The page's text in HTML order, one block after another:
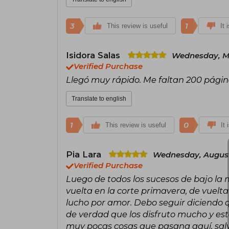
3 This review is useful 1 It
Isidora Salas
Wednesday,
Verified Purchase
Llegó muy rápido. Me faltan 200
Translate to english
1 This review is useful 0 It
Pia Lara
Wednesday, August
Verified Purchase
Luego de todos los sucesos de bajo la
vuelta en la corte primavera, de vuelta
lucho por amor. Debo seguir diciendo
de verdad que los disfruto mucho y
muy pocas cosas que pasana aquí,